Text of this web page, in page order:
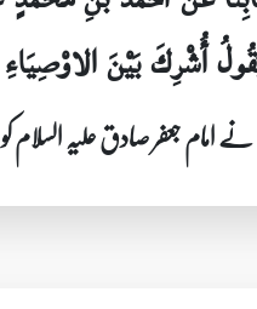
أُشْرِكَ بَيْنَ
امام جعفر صادق علیہ